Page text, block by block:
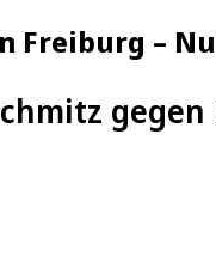
Freiburg –